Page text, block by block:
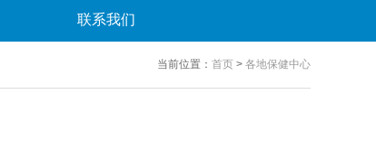
联系我们
当前位置： 首页 > 各地保健中心